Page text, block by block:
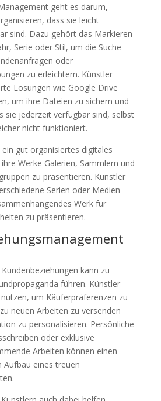
geht es darum,
dass sie leicht
sind. Dazu gehört das Markieren
Serie oder Stil, um die Suche
oder
zu erleichtern. Künstler
Lösungen wie Google Drive
um ihre Dateien zu sichern und
sie jederzeit verfügbar sind, selbst
nicht funktioniert.
gut organisiertes digitales
Werke Galerien, Sammlern und
zu präsentieren. Künstler
Serien oder Medien
Werk für
zu präsentieren.
kann zu
führen. Künstler
um Käuferpräferenzen zu
neuen Arbeiten zu versenden
zu personalisieren. Persönliche
oder exklusive
Arbeiten können einen
eines treuen